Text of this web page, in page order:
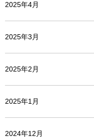
2025年4月
2025年3月
2025年2月
2025年1月
2024年12月